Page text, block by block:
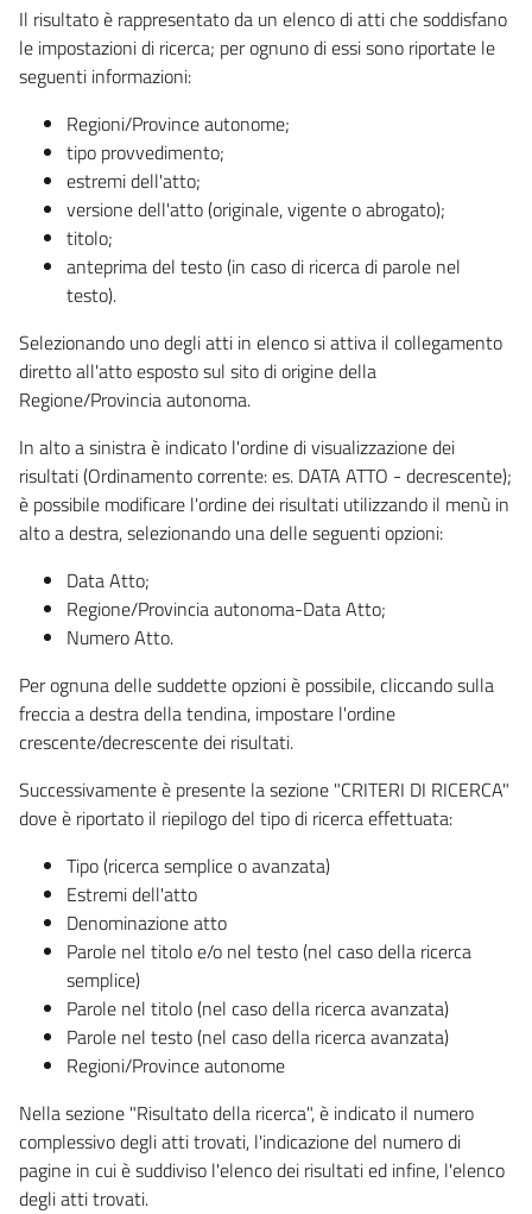
Il risultato è rappresentato da un elenco di atti che soddisfano
le impostazioni di ricerca; per ognuno di essi sono riportate le
seguenti informazioni:
Regioni/Province autonome;
tipo provvedimento;
estremi dell'atto;
versione dell'atto (originale, vigente o abrogato);
titolo;
anteprima del testo (in caso di ricerca di parole nel
testo).
Selezionando uno degli atti in elenco si attiva il collegamento
diretto all'atto esposto sul sito di origine della
Regione/Provincia autonoma.
In alto a sinistra è indicato l'ordine di visualizzazione dei
risultati (Ordinamento corrente: es. DATA ATTO - decrescente);
è possibile modificare l'ordine dei risultati utilizzando il menù in
alto a destra, selezionando una delle seguenti opzioni:
Data Atto;
Regione/Provincia autonoma-Data Atto;
Numero Atto.
Per ognuna delle suddette opzioni è possibile, cliccando sulla
freccia a destra della tendina, impostare l'ordine
crescente/decrescente dei risultati.
Successivamente è presente la sezione "CRITERI DI RICERCA"
dove è riportato il riepilogo del tipo di ricerca effettuata:
Tipo (ricerca semplice o avanzata)
Estremi dell'atto
Denominazione atto
Parole nel titolo e/o nel testo (nel caso della ricerca
semplice)
Parole nel titolo (nel caso della ricerca avanzata)
Parole nel testo (nel caso della ricerca avanzata)
Regioni/Province autonome
Nella sezione "Risultato della ricerca", è indicato il numero
complessivo degli atti trovati, l'indicazione del numero di
pagine in cui è suddiviso l'elenco dei risultati ed infine, l'elenco
degli atti trovati.